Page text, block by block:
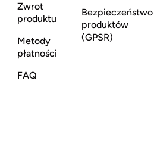
Zwrot
produktu
Metody
płatności
FAQ
Bezpieczeństwo
produktów
(GPSR)